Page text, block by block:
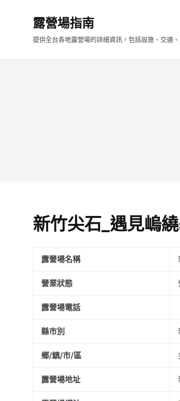
露營場指南
提供全台各地露營場的詳細資訊，包括設施、交通
新竹尖石_遇見嵨
露營場名稱
營業狀態
露營場電話
縣市別
鄉/鎮/市/區
露營場地址